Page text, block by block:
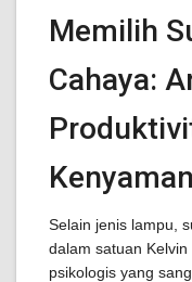
Memilih
Cahaya:
Selain jenis lampu,
dalam satuan
psikologis yang